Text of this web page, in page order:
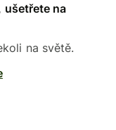
ušetřete na
na světě.